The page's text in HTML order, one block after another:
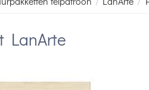
LanArte